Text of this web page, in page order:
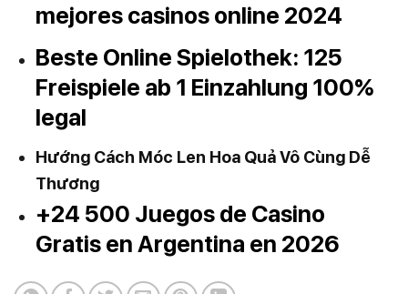
mejores casinos online 2024
Beste Online Spielothek: 125
Freispiele ab 1 Einzahlung 100%
legal
Hướng Cách Móc Len Hoa Quả Vô Cùng Dễ
Thương
+24 500 Juegos de Casino
Gratis en Argentina en 2026